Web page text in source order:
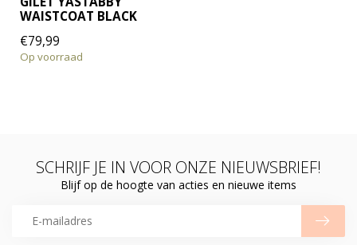
WAISTCOAT BLACK
€79,99
Op voorraad
SCHRIJF JE IN VOOR ONZE NIEUWSBRIEF!
Blijf op de hoogte van acties en nieuwe items